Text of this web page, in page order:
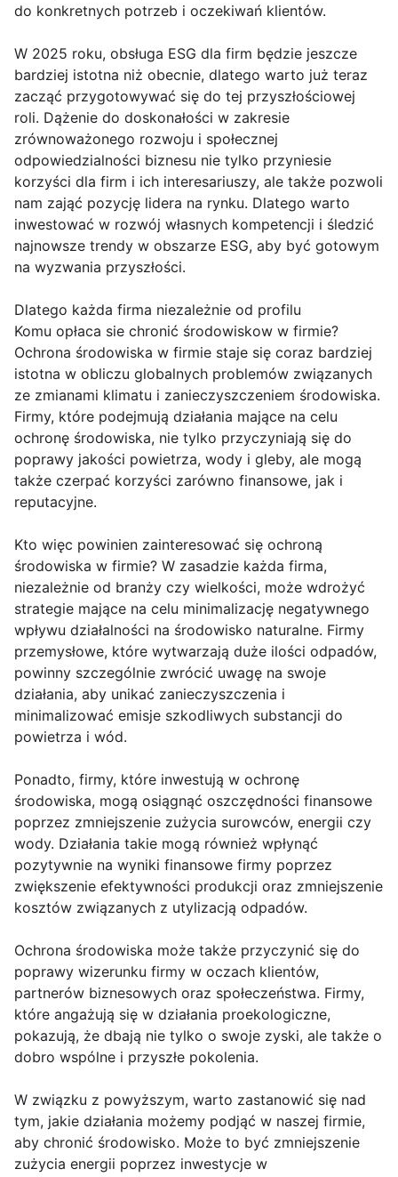
do konkretnych potrzeb i oczekiwań klientów.
W 2025 roku, obsługa ESG dla firm będzie jeszcze
bardziej istotna niż obecnie, dlatego warto już teraz
zacząć przygotowywać się do tej przyszłościowej
roli. Dążenie do doskonałości w zakresie
zrównoważonego rozwoju i społecznej
odpowiedzialności biznesu nie tylko przyniesie
korzyści dla firm i ich interesariuszy, ale także pozwoli
nam zająć pozycję lidera na rynku. Dlatego warto
inwestować w rozwój własnych kompetencji i śledzić
najnowsze trendy w obszarze ESG, aby być gotowym
na wyzwania przyszłości.
Dlatego każda firma niezależnie od profilu
Komu opłaca sie chronić środowiskow w firmie?
Ochrona środowiska w firmie staje się coraz bardziej
istotna w obliczu globalnych problemów związanych
ze zmianami klimatu i zanieczyszczeniem środowiska.
Firmy, które podejmują działania mające na celu
ochronę środowiska, nie tylko przyczyniają się do
poprawy jakości powietrza, wody i gleby, ale mogą
także czerpać korzyści zarówno finansowe, jak i
reputacyjne.
Kto więc powinien zainteresować się ochroną
środowiska w firmie? W zasadzie każda firma,
niezależnie od branży czy wielkości, może wdrożyć
strategie mające na celu minimalizację negatywnego
wpływu działalności na środowisko naturalne. Firmy
przemysłowe, które wytwarzają duże ilości odpadów,
powinny szczególnie zwrócić uwagę na swoje
działania, aby unikać zanieczyszczenia i
minimalizować emisje szkodliwych substancji do
powietrza i wód.
Ponadto, firmy, które inwestują w ochronę
środowiska, mogą osiągnąć oszczędności finansowe
poprzez zmniejszenie zużycia surowców, energii czy
wody. Działania takie mogą również wpłynąć
pozytywnie na wyniki finansowe firmy poprzez
zwiększenie efektywności produkcji oraz zmniejszenie
kosztów związanych z utylizacją odpadów.
Ochrona środowiska może także przyczynić się do
poprawy wizerunku firmy w oczach klientów,
partnerów biznesowych oraz społeczeństwa. Firmy,
które angażują się w działania proekologiczne,
pokazują, że dbają nie tylko o swoje zyski, ale także o
dobro wspólne i przyszłe pokolenia.
W związku z powyższym, warto zastanowić się nad
tym, jakie działania możemy podjąć w naszej firmie,
aby chronić środowisko. Może to być zmniejszenie
zużycia energii poprzez inwestycje w